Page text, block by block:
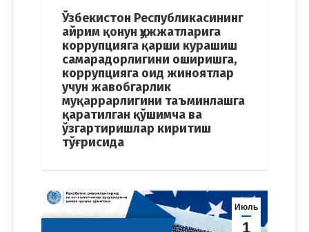
Ўзбекистон Республикасининг
айрим қонун ҳужжатларига
коррупцияга қарши курашиш
самарадорлигини оширишга,
коррупцияга оид жиноятлар
учун жавобгарлик
муқаррарлигини таъминлашга
қаратилган қўшимча ва
ўзгартиришлар киритиш
тўғрисида
Июль
1